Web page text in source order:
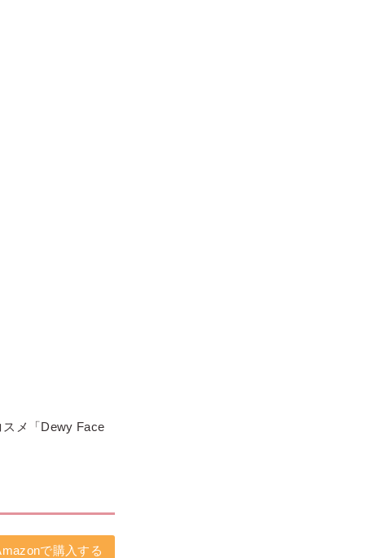
スメ「Dewy Face
で購入する